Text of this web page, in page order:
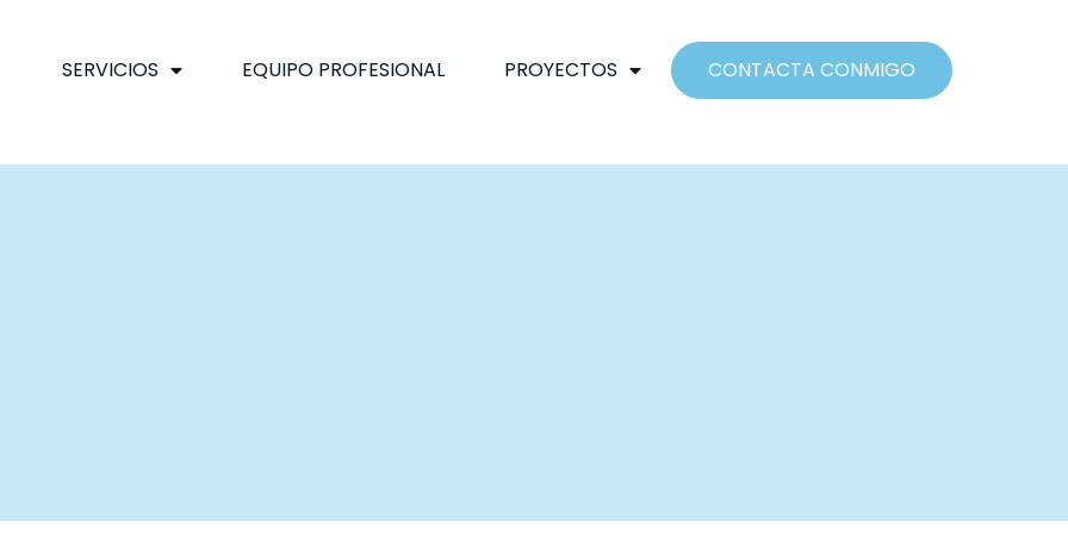
SERVICIOS EQUIPO PROFESIONAL PROYECTOS CONTACTA CONMIGO